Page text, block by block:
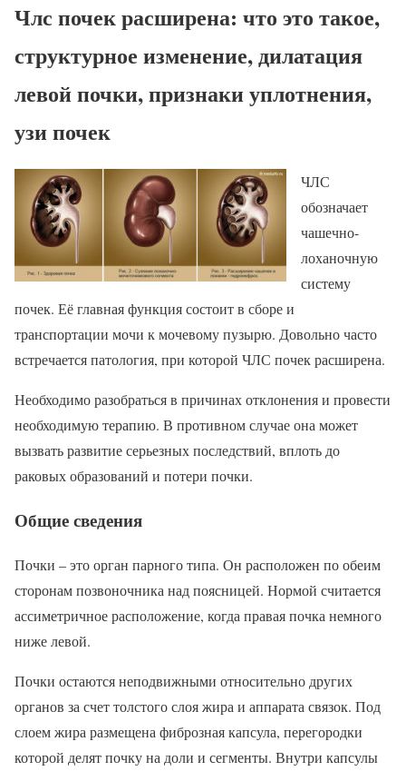
Члс почек расширена: что это такое,
структурное изменение, дилатация
левой почки, признаки уплотнения,
узи почек
ЧЛС
обозначает
чашечно-
лоханочную
систему
почек. Её главная функция состоит в сборе и
транспортации мочи к мочевому пузырю. Довольно часто
встречается патология, при которой ЧЛС почек расширена.
Необходимо разобраться в причинах отклонения и провести
необходимую терапию. В противном случае она может
вызвать развитие серьезных последствий, вплоть до
раковых образований и потери почки.
Общие сведения
Почки – это орган парного типа. Он расположен по обеим
сторонам позвоночника над поясницей. Нормой считается
ассиметричное расположение, когда правая почка немного
ниже левой.
Почки остаются неподвижными относительно других
органов за счет толстого слоя жира и аппарата связок. Под
слоем жира размещена фиброзная капсула, перегородки
которой делят почку на доли и сегменты. Внутри капсулы